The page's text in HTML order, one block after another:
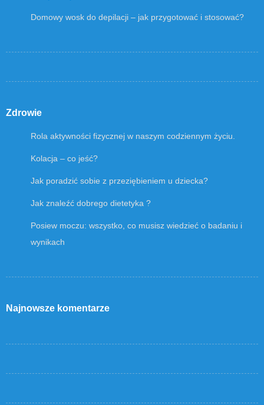
Domowy wosk do depilacji – jak przygotować i stosować?
Zdrowie
Rola aktywności fizycznej w naszym codziennym życiu.
Kolacja – co jeść?
Jak poradzić sobie z przeziębieniem u dziecka?
Jak znaleźć dobrego dietetyka ?
Posiew moczu: wszystko, co musisz wiedzieć o badaniu i
wynikach
Najnowsze komentarze